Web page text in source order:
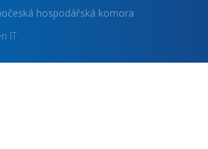
hospodářská komora
IT